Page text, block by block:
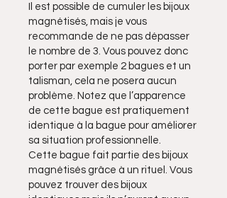
Il est possible de cumuler les bijoux
magnétisés, mais je vous
recommande de ne pas dépasser
le nombre de 3. Vous pouvez donc
porter par exemple 2 bagues et un
talisman, cela ne posera aucun
problème. Notez que l’apparence
de cette bague est pratiquement
identique à la bague pour améliorer
sa situation professionnelle.
Cette bague fait partie des bijoux
magnétisés grâce à un rituel. Vous
pouvez trouver des bijoux